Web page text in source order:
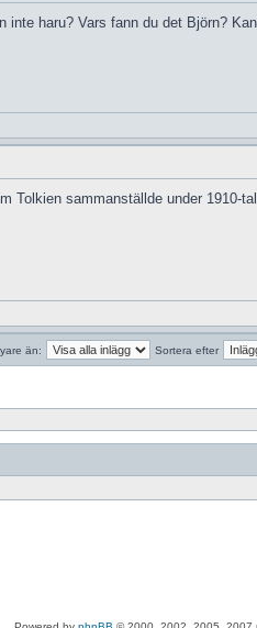
haru? Vars fann du det Björn?
Tolkien sammanställde under
än: Sortera efter